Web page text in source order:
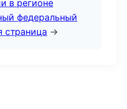
в регионе
федеральный
страница →